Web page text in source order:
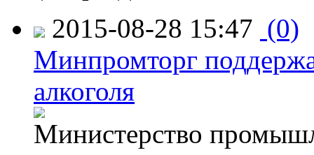
2015-08-28 15:47 (0)
Минпромторг
алкоголя
Министерство